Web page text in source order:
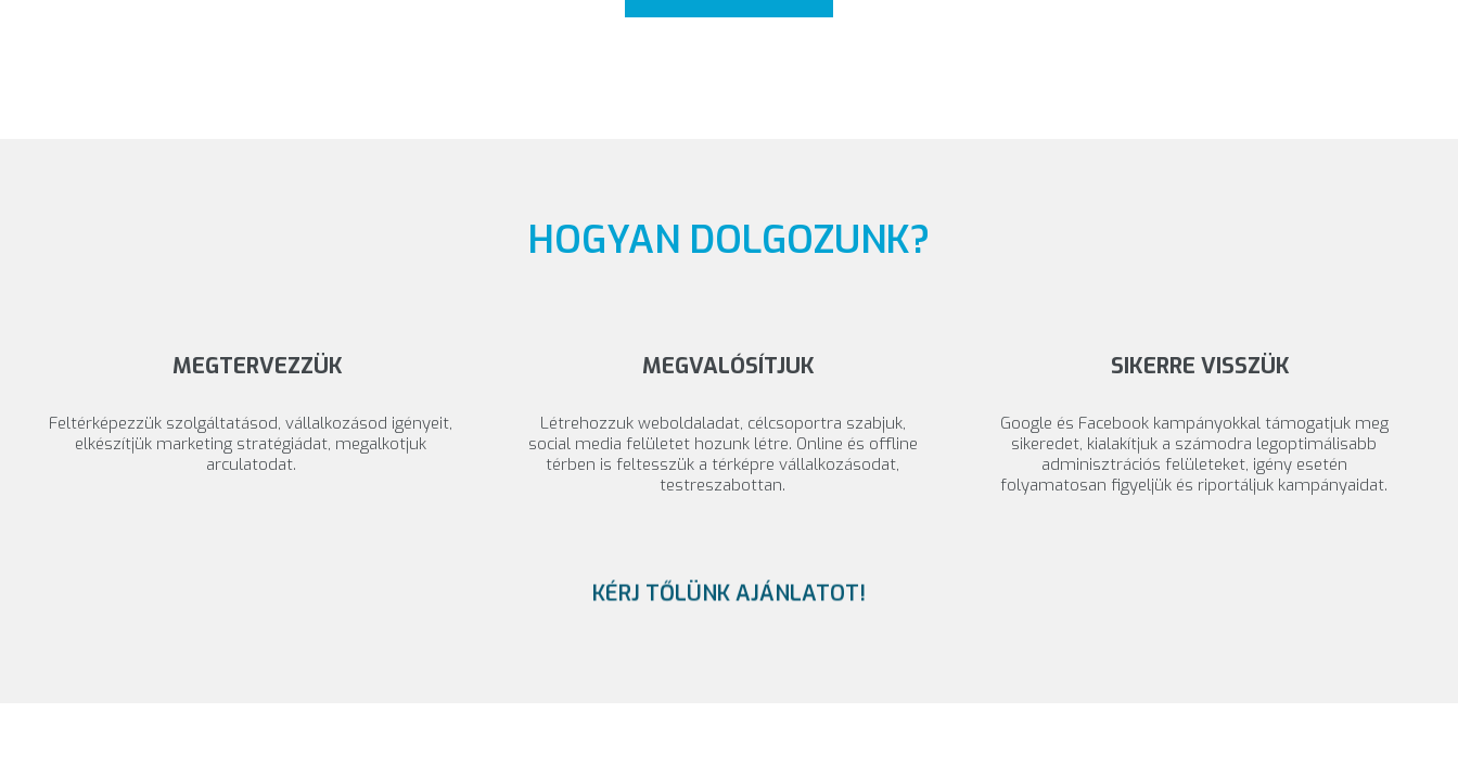
HOGYAN DOLGOZUNK?
MEGTERVEZZÜK
Feltérképezzük szolgáltatásod, vállalkozásod igényeit,
elkészítjük marketing stratégiádat, megalkotjuk
arculatodat.
MEGVALÓSÍTJUK
Létrehozzuk weboldaladat, célcsoportra szabjuk,
social media felületet hozunk létre. Online és offline
térben is feltesszük a térképre vállalkozásodat,
testreszabottan.
SIKERRE VISSZÜK
Google és Facebook kampányokkal támogatjuk meg
sikeredet, kialakítjuk a számodra legoptimálisabb
adminisztrációs felületeket, igény esetén
folyamatosan figyeljük és riportáljuk kampányaidat.
KÉRJ TŐLÜNK AJÁNLATOT!